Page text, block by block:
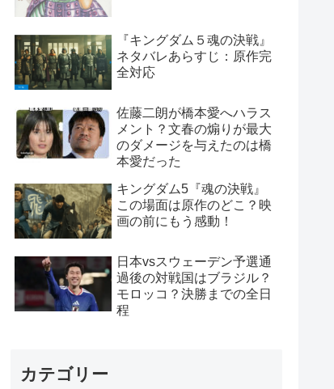
『キングダム５魂の決戦』
ネタバレあらすじ：原作完
全対応
佐藤二朗が橋本愛へハラス
メント？文春の煽りが最大
のダメージを与えたのは橋
本愛だった
キングダム5『魂の決戦』
この場面は原作のどこ？映
画の前にもう感動！
日本vsスウェーデン予選通
過後の対戦国はブラジル？
モロッコ？決勝までの全日
程
カテゴリー